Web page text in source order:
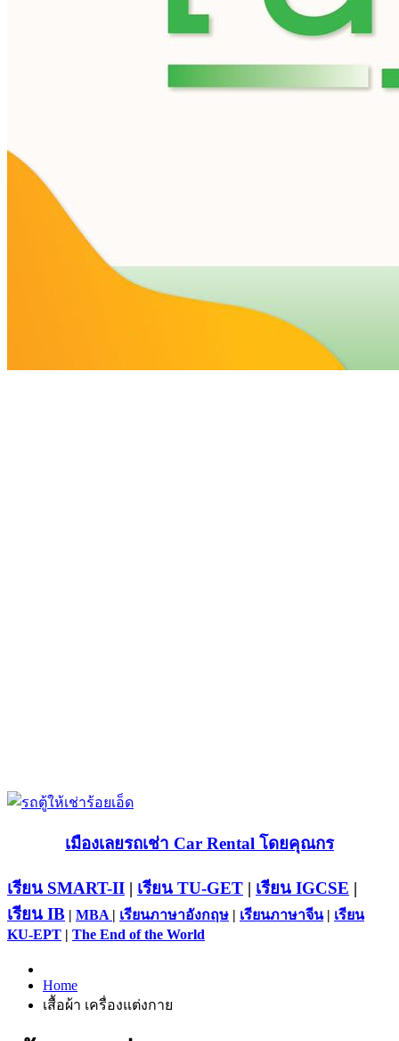
เมืองเลยรถเช่า Car Rental โดยคุณกร
เรียน SMART-II | เรียน TU-GET | เรียน IGCSE |
เรียน IB | MBA | เรียนภาษาอังกฤษ | เรียนภาษาจีน| เรียน
KU-EPT | The End of the World
Home
เสื้อผ้า เครื่องแต่งกาย